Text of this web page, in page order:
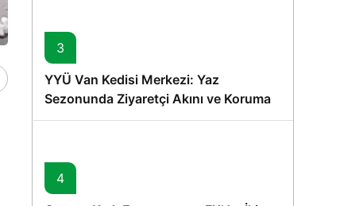
3
YYÜ Van Kedisi Merkezi: Yaz
Sezonunda Ziyaretçi Akını ve Koruma
Vurgusu
4